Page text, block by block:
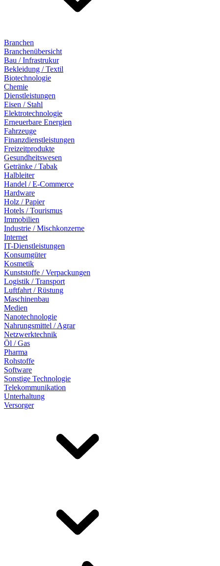
Branchen
Branchenübersicht
Bau / Infrastrukur
Bekleidung / Textil
Biotechnologie
Chemie
Dienstleistungen
Eisen / Stahl
Elektrotechnologie
Erneuerbare Energien
Fahrzeuge
Finanzdienstleistungen
Freizeitprodukte
Gesundheitswesen
Getränke / Tabak
Halbleiter
Handel / E-Commerce
Hardware
Holz / Papier
Hotels / Tourismus
Immobilien
Industrie / Mischkonzerne
Internet
IT-Dienstleistungen
Konsumgüter
Kosmetik
Kunststoffe / Verpackungen
Logistik / Transport
Luftfahrt / Rüstung
Maschinenbau
Medien
Nanotechnologie
Nahrungsmittel / Agrar
Netzwerktechnik
Öl / Gas
Pharma
Rohstoffe
Software
Sonstige Technologie
Telekommunikation
Unterhaltung
Versorger